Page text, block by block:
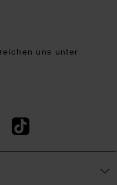
uns unter
TikTok